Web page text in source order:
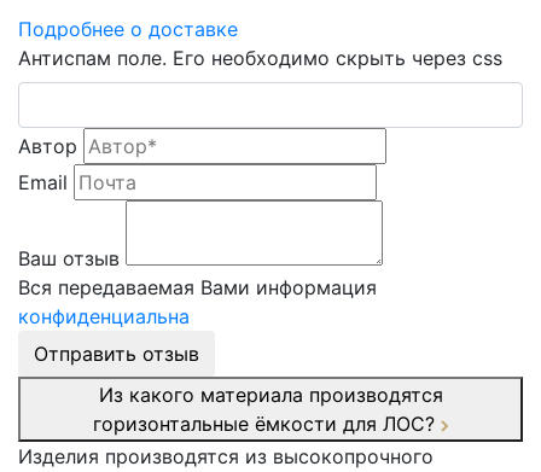
Подробнее о доставке
Антиспам поле. Его необходимо скрыть через css
Автор
Email
Ваш отзыв
Вся передаваемая Вами информация
конфиденциальна
Отправить отзыв
Из какого материала производятся
горизонтальные ёмкости для ЛОС?
Изделия производятся из высокопрочного